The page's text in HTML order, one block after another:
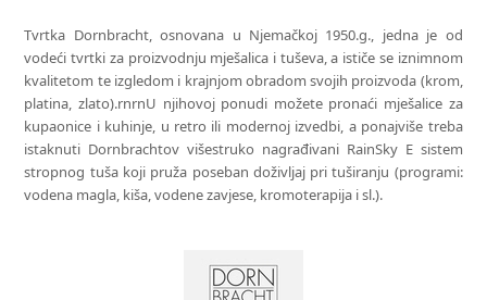
Tvrtka Dornbracht, osnovana u Njemačkoj 1950.g., jedna je od
vodeći tvrtki za proizvodnju mješalica i tuševa, a ističe se iznimnom
kvalitetom te izgledom i krajnjom obradom svojih proizvoda (krom,
platina, zlato).rnrnU njihovoj ponudi možete pronaći mješalice za
kupaonice i kuhinje, u retro ili modernoj izvedbi, a ponajviše treba
istaknuti Dornbrachtov višestruko nagrađivani RainSky E sistem
stropnog tuša koji pruža poseban doživljaj pri tuširanju (programi:
vodena magla, kiša, vodene zavjese, kromoterapija i sl.).